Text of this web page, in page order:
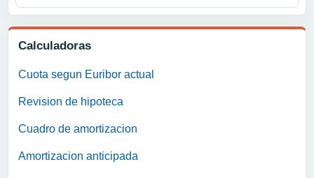
Calculadoras
Cuota segun Euribor actual
Revision de hipoteca
Cuadro de amortizacion
Amortizacion anticipada